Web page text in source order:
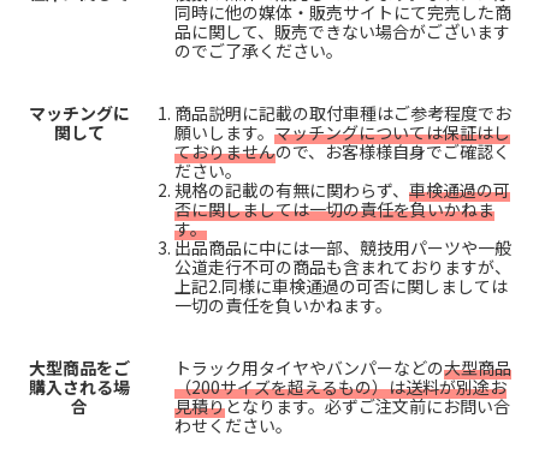
同時に他の媒体・販売サイトにて完売した商
品に関して、販売できない場合がございます
のでご了承ください。
マッチングに
関して
商品説明に記載の取付車種はご参考程度でお
願いします。 マッチングについては保証はし
ておりませんので、お客様様自身でご確認く
ださい。
規格の記載の有無に関わらず、 車検通過の可
否に関しましては一切の責任を負いかねま
す。
出品商品に中には一部、競技用パーツや一般
公道走行不可の商品も含まれておりますが、
上記2.同様に車検通過の可否に関しましては
一切の責任を負いかねます。
大型商品をご
購入される場
合
トラック用タイヤやバンパーなどの大型商品
（200サイズを超えるもの）は送料が別途お
見積りとなります。必ずご注文前にお問い合
わせください。